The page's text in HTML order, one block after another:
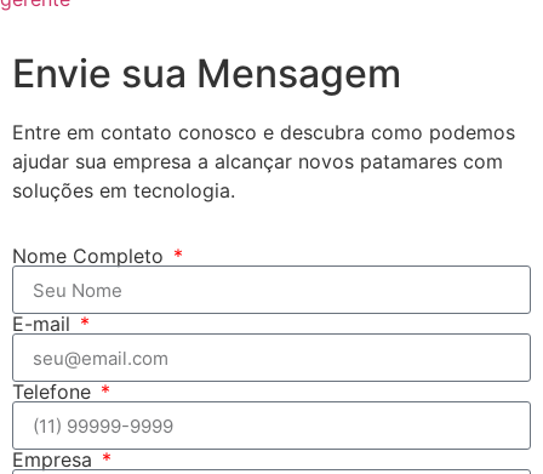
Envie sua Mensagem
Entre em contato conosco e descubra como podemos
ajudar sua empresa a alcançar novos patamares com
soluções em tecnologia.
Nome Completo
E-mail
Telefone
Empresa